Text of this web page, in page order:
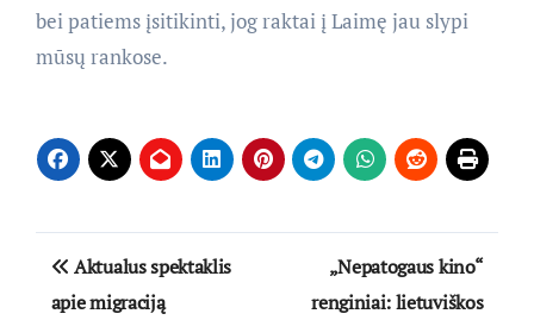
bei patiems įsitikinti, jog raktai į Laimę jau slypi
mūsų rankose.
Navigacija
tarp
Aktualus spektaklis
apie migraciją
„Nepatogaus kino“
renginiai: lietuviškos